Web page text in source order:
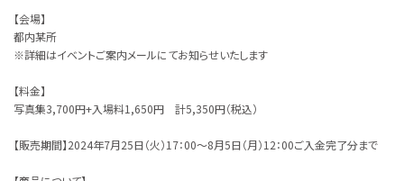
【会場】
都内某所
※詳細はイベントご案内メールにてお知らせいたします
【料金】
写真集3,700円+入場料1,650円 計5,350円（税込）
【販売期間】2024年7月25日（火）17：00～8月5日（月）12：00ご入金完了分まで